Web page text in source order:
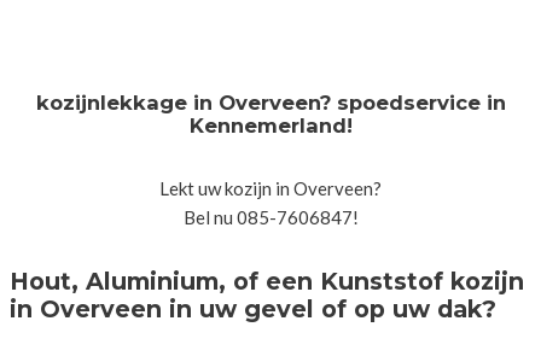
kozijnlekkage in Overveen? spoedservice in
Kennemerland!
Lekt uw kozijn in Overveen?
Bel nu 085-7606847!
Hout, Aluminium, of een Kunststof kozijn
in Overveen in uw gevel of op uw dak?